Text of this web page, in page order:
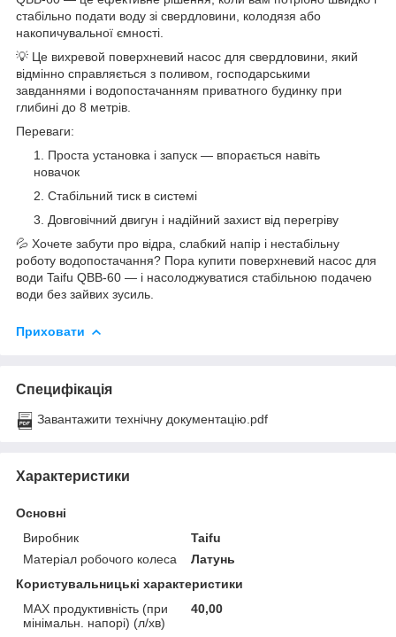
стабільно подати воду зі свердловини, колодязя або
накопичувальної ємності.
💡 Це вихревой поверхневий насос для свердловини, який
відмінно справляється з поливом, господарськими
завданнями і водопостачанням приватного будинку при
глибині до 8 метрів.
Переваги:
Проста установка і запуск — впорається навіть
новачок
Стабільний тиск в системі
Довговічний двигун і надійний захист від перегріву
💦 Хочете забути про відра, слабкий напір і нестабільну
роботу водопостачання? Пора купити поверхневий насос для
води Taifu QBB-60 — і насолоджуватися стабільною подачею
води без зайвих зусиль.
Приховати
Специфікація
Завантажити технічну документацію.pdf
Характеристики
Основні
Виробник
Taifu
Матеріал робочого колеса
Латунь
Користувальницькі характеристики
MAX продуктивність (при
мінімальн. напорі) (л/хв)
40,00